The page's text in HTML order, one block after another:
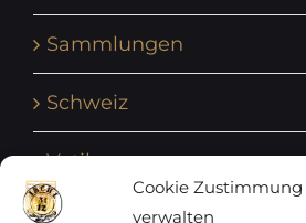
Cookie Zustimmung
verwalten
Sammlungen
Schweiz
Vatikan